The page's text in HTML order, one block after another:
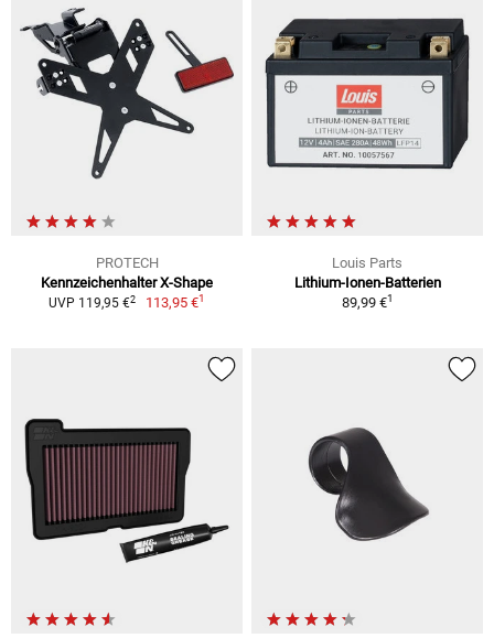
PROTECH
Kennzeichenhalter X-Shape
UVP 119,95 €2 113,95 €1
Louis Parts
Lithium-Ionen-Batterien
89,99 €1